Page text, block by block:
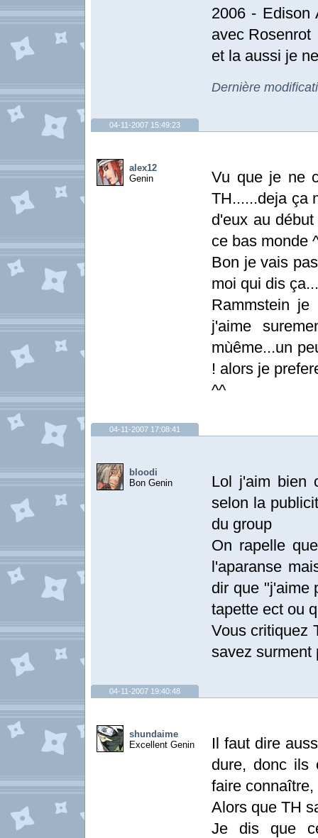
2006 - Edison
avec Rosenrot
et la aussi je
Dernière
04-11-2007 15:49:23
alex12
Genin
Vu que je ne
TH......deja ça
d'eux au
ce bas monde
Bon je vais
moi qui dis
Rammstein
j'aime
mùême...un
! alors je
^^
04-11-2007 17:08:41
bloodi
Bon Genin
Lol j'aim bien
selon la
du group
On rapelle
l'aparanse
dir que "j'aime
tapette ect ou
Vous critiquez
savez surment
04-11-2007 19:40:48
shundaime
Excellent Genin
Il faut dire
dure, donc ils
faire
Alors que TH
Je dis que